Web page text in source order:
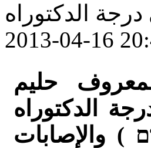
الدكتوراه
2013-04-16
حليم
الدكتوراه
) والإصابات